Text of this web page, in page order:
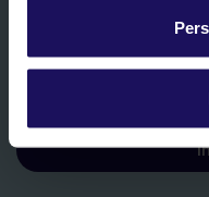
Sunt de acord cu
specificat în„Informații
, prin